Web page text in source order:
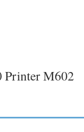
Printer M602